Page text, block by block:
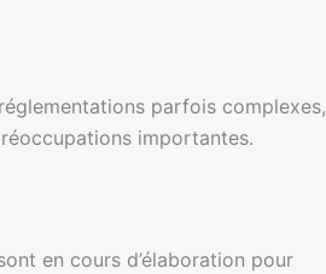
parfois complexes,
importantes.
en cours d’élaboration pour